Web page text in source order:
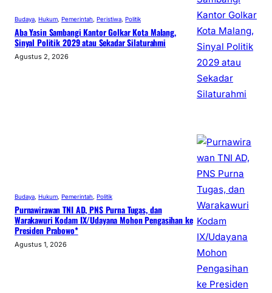
Budaya, Hukum, Pemerintah, Peristiwa, Politik
Aba Yasin Sambangi Kantor Golkar Kota Malang,
Sinyal Politik 2029 atau Sekadar Silaturahmi
Agustus 2, 2026
Budaya Hukum Pemerintah Politik
Purnawirawan TNI AD, PNS Purna Tugas, dan
Warakawuri Kodam IX/Udayana Mohon Pengasihan ke
Presiden Prabowo*
Agustus 1, 2026